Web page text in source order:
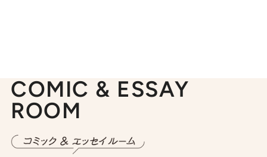
COMIC & ESSAY
ROOM